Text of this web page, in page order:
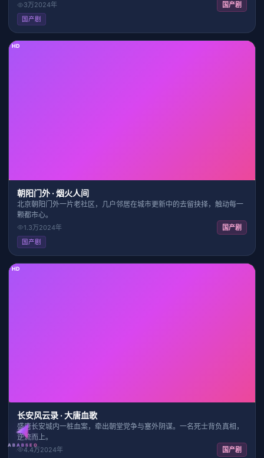
3万2024年 国产剧
国产剧
HD
朝阳门外 · 烟火人间
北京朝阳门外一片老社区，几户邻居在城市更新中的去留抉择，触动每一
颗都市心。
1.3万2024年 国产剧
国产剧
HD
长安风云录 · 大唐血歌
盛唐长安城内一桩血案，牵出朝堂党争与塞外阴谋。一名死士背负真相，
逆流而上。
4.4万2024年 国产剧
ABABSEO